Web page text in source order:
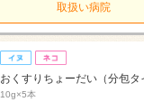
取扱い病院
おくすりちょーだい（分包タ
10g×5本